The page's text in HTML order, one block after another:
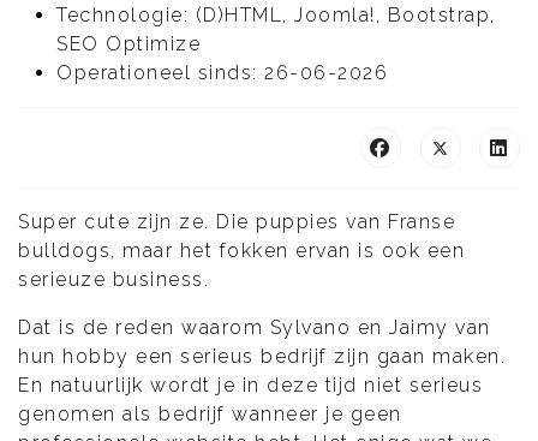
Technologie: (D)HTML, Joomla!, Bootstrap,
SEO Optimize
Operationeel sinds: 26-06-2026
Super cute zijn ze. Die puppies van Franse
bulldogs, maar het fokken ervan is ook een
serieuze business.
Dat is de reden waarom Sylvano en Jaimy van
hun hobby een serieus bedrijf zijn gaan maken.
En natuurlijk wordt je in deze tijd niet serieus
genomen als bedrijf wanneer je geen